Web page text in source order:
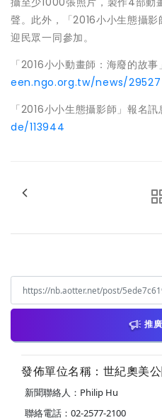
聲。此外，「2016小小生態攝
迎民眾一同參加。
「2016小小動畫師：海廢的故
een.ngo.org.tw/news/29527
「2016小小生態攝影師」報名訊
de/113944
推
發佈單位名稱：世紀奧美
新聞聯絡人：Philip Hu
聯絡電話：02-2577-2100